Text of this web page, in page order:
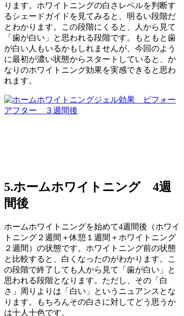
ります。ホワイトニングの白さレベルを判断す
るシェードガイドを見てみると、明るい段階だ
とわかります。この段階にくると、人から見て
「歯が白い」と思われる段階です。もともと歯
が白い人もいるかもしれませんが、今回のよう
に最初が濃い状態からスタートしていると、か
なりのホワイトニング効果を実感できると思わ
れます。
5.ホームホワイトニング 4週
間後
ホームホワイトニングを始めて4週間後（ホワイ
トニング２週間＋休憩１週間＋ホワイトニング
２週間）の状態です。ホワイトニング前の状態
と比較すると、白くなったのがわかります。こ
の段階で終了しても人から見て「歯が白い」と
思われる段階となります。ただし、その「白
さ」周りよりは「白い」というニュアンスとな
ります。もちろんその白さに対してどう思うか
は十人十色です。